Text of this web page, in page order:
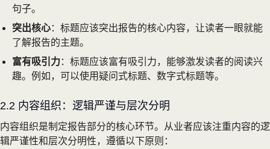
句子。
突出核心：标题应该突出报告的核心内容，让读者一眼就能
了解报告的主题。
富有吸引力：标题应该富有吸引力，能够激发读者的阅读兴
趣。例如，可以使用疑问式标题、数字式标题等。
2.2 内容组织：逻辑严谨与层次分明
内容组织是制定报告部分的核心环节。从业者应该注重内容的逻
辑严谨性和层次分明性，遵循以下原则：